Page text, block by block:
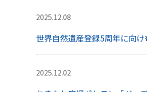
2025.12.08
世界自然遺産登録5周年に向
2025.12.02